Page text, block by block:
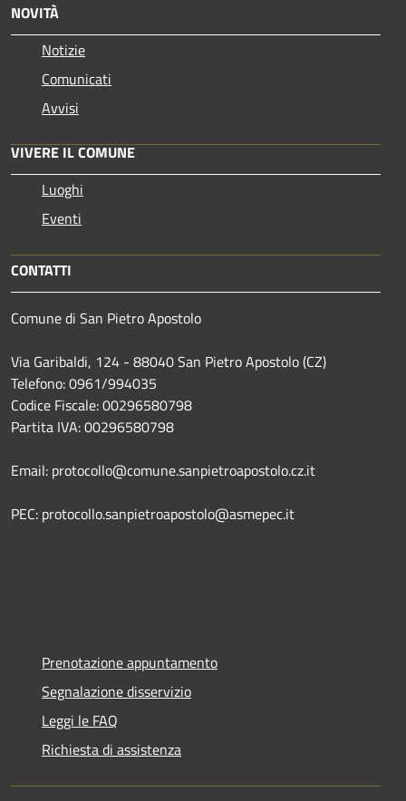
NOVITÀ
Notizie
Comunicati
Avvisi
VIVERE IL COMUNE
Luoghi
Eventi
CONTATTI
Comune di San Pietro Apostolo
Via Garibaldi, 124 - 88040 San Pietro Apostolo (CZ)
Telefono: 0961/994035
Codice Fiscale: 00296580798
Partita IVA: 00296580798
Email: protocollo@comune.sanpietroapostolo.cz.it
PEC: protocollo.sanpietroapostolo@asmepec.it
Prenotazione appuntamento
Segnalazione disservizio
Leggi le FAQ
Richiesta di assistenza